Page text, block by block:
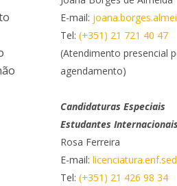
E-mail:
Tel:(+351) 21 721 40 47
(Atendimento presencial
agendamento)
Candidaturas Especiais
Estudantes Internacionais
Rosa Ferreira
E-mail:
Tel:(+351) 21 426 98 34